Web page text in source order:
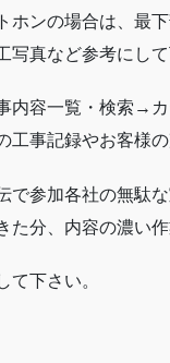
ホンの場合は、最
写真など参考にして
内容一覧・検索→
工事記録やお客様
で参加各社の無駄
た分、内容の濃い
て下さい。